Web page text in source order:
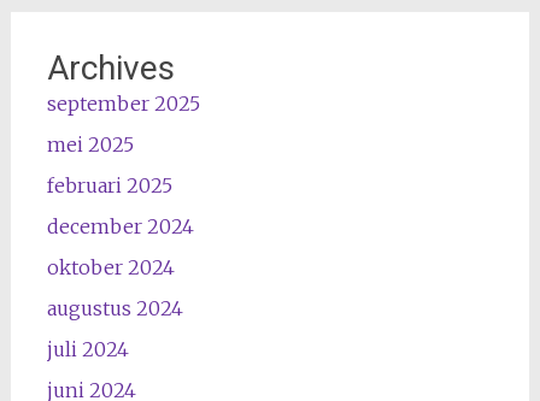
Archives
september 2025
mei 2025
februari 2025
december 2024
oktober 2024
augustus 2024
juli 2024
juni 2024